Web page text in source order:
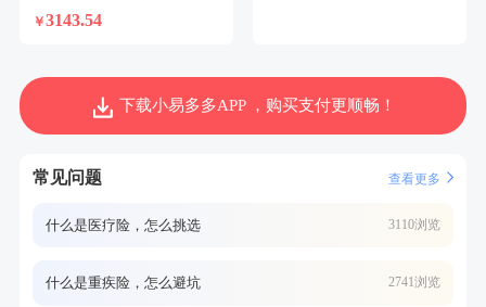
￥3143.54
下载小易多多APP ，购买支付更顺畅！
常见问题 查看更多
什么是医疗险，怎么挑选 3110浏览
什么是重疾险，怎么避坑 2741浏览